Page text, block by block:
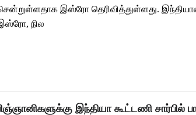
சென்றுள்ளதாக இஸ்ரோ தெரிவித்துள்ளது.
நில
இந்தியா கூட்டணி சார்பில்